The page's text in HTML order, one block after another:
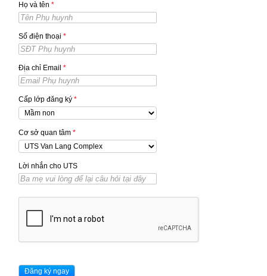
Họ và tên *
Số điện thoại *
Địa chỉ Email *
Cấp lớp đăng ký *
Cơ sở quan tâm *
Lời nhắn cho UTS